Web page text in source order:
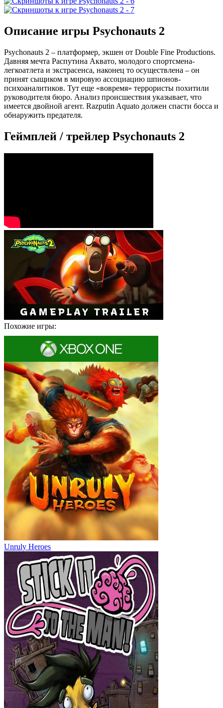
Описание игры Psychonauts 2
Psychonauts 2 – платформер, экшен от Double Fine Productions.
Давняя мечта Распутина Аквато, молодого спортсмена-
легкоатлета и экстрасенса, наконец то осуществлена – он
принят сыщиком в мировую ассоциацию шпионов-
психоаналитиков. Тут еще «вовремя» террористы похитили
руководителя бюро. Анализ происшествия указывает, что
имеется двойной агент. Razputin Aquato должен спасти босса и
обнаружить предателя.
Геймплей / трейлер Psychonauts 2
Похожие игры:
Unruly Heroes